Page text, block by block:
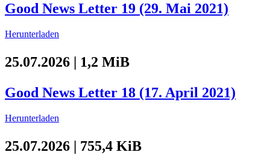
Good News Letter 19 (29. Mai 2021)
Herunterladen
25.07.2026 | 1,2 MiB
Good News Letter 18 (17. April 2021)
Herunterladen
25.07.2026 | 755,4 KiB